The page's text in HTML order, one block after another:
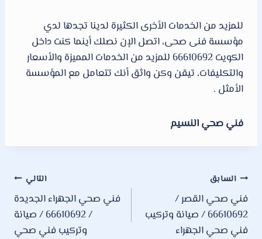
للمزيد من الخدمات الأخرى الكثيرة لدينا تجدها لدي
مؤسسة فنى صحى، اتصل الإن نصلك أينما كنت داخل
الكويت 66610692 للمزيد من الخدمات المميزة والأسعار
والتكليفات، تيقن وكن واثق أنك تتعامل مع المؤسسة
الأمثل .
فني صحي النسيم
تصفّح
المقالات
السابق
فني صحي القصر /
66610692 / صيانة وتركيب
فني صحي الجهراء
التالي
فني صحي الجهراء الجديدة
/ 66610692 / صيانة
وتركيب فني صحي